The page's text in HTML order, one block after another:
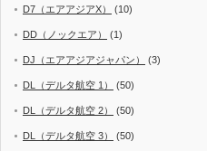
D7（エアアジアX） (10)
DD（ノックエア） (1)
DJ（エアアジアジャパン） (3)
DL（デルタ航空 1） (50)
DL（デルタ航空 2） (50)
DL（デルタ航空 3） (50)